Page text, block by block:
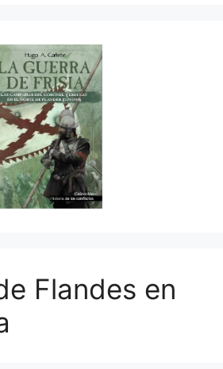
Flandes en